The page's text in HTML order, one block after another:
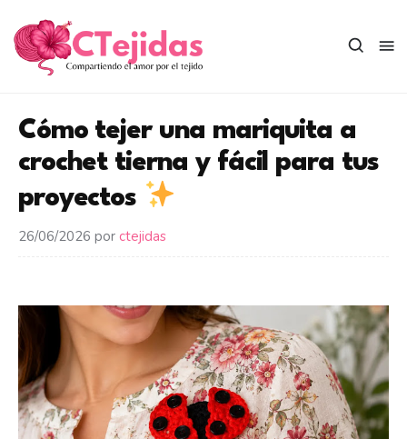
contenido
Cómo tejer una mariquita a
crochet tierna y fácil para tus
proyectos
26/06/2026 por ctejidas